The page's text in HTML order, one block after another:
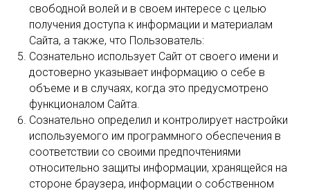
свободной волей и в своем интересе с целью
получения доступа к информации и материалам
Сайта, а также, что Пользователь:
Сознательно использует Сайт от своего имени и
достоверно указывает информацию о себе в
объеме и в случаях, когда это предусмотрено
функционалом Сайта.
Сознательно определил и контролирует настройки
используемого им программного обеспечения в
соответствии со своими предпочтениями
относительно защиты информации, хранящейся на
стороне браузера, информации о собственном